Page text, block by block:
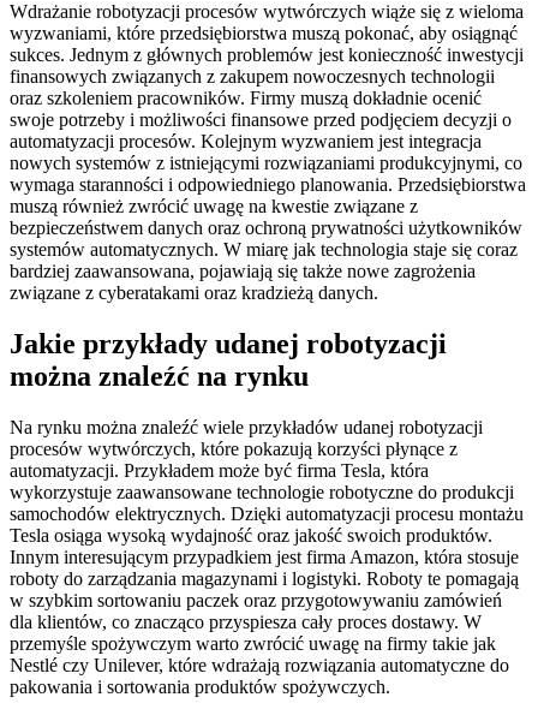
Wdrażanie robotyzacji procesów wytwórczych wiąże się z wieloma
wyzwaniami, które przedsiębiorstwa muszą pokonać, aby osiągnąć
sukces. Jednym z głównych problemów jest konieczność inwestycji
finansowych związanych z zakupem nowoczesnych technologii
oraz szkoleniem pracowników. Firmy muszą dokładnie ocenić
swoje potrzeby i możliwości finansowe przed podjęciem decyzji o
automatyzacji procesów. Kolejnym wyzwaniem jest integracja
nowych systemów z istniejącymi rozwiązaniami produkcyjnymi, co
wymaga staranności i odpowiedniego planowania. Przedsiębiorstwa
muszą również zwrócić uwagę na kwestie związane z
bezpieczeństwem danych oraz ochroną prywatności użytkowników
systemów automatycznych. W miarę jak technologia staje się coraz
bardziej zaawansowana, pojawiają się także nowe zagrożenia
związane z cyberatakami oraz kradzieżą danych.
Jakie przykłady udanej robotyzacji
można znaleźć na rynku
Na rynku można znaleźć wiele przykładów udanej robotyzacji
procesów wytwórczych, które pokazują korzyści płynące z
automatyzacji. Przykładem może być firma Tesla, która
wykorzystuje zaawansowane technologie robotyczne do produkcji
samochodów elektrycznych. Dzięki automatyzacji procesu montażu
Tesla osiąga wysoką wydajność oraz jakość swoich produktów.
Innym interesującym przypadkiem jest firma Amazon, która stosuje
roboty do zarządzania magazynami i logistyki. Roboty te pomagają
w szybkim sortowaniu paczek oraz przygotowywaniu zamówień
dla klientów, co znacząco przyspiesza cały proces dostawy. W
przemyśle spożywczym warto zwrócić uwagę na firmy takie jak
Nestlé czy Unilever, które wdrażają rozwiązania automatyczne do
pakowania i sortowania produktów spożywczych.